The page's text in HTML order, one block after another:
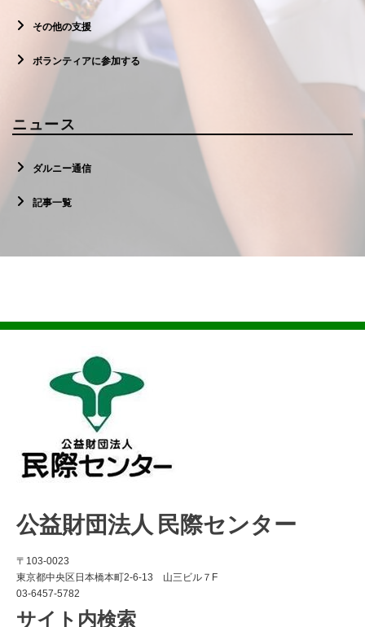
その他の支援
ボランティアに参加する
ニュース
ダルニー通信
記事一覧
公益財団法人 民際センター
〒103-0023
東京都中央区日本橋本町2-6-13 山三ビル７F
03-6457-5782
サイト内検索